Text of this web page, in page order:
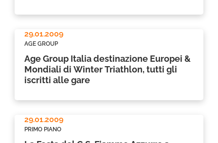
29.01.2009
AGE GROUP
Age Group Italia destinazione Europei &
Mondiali di Winter Triathlon, tutti gli
iscritti alle gare
29.01.2009
PRIMO PIANO